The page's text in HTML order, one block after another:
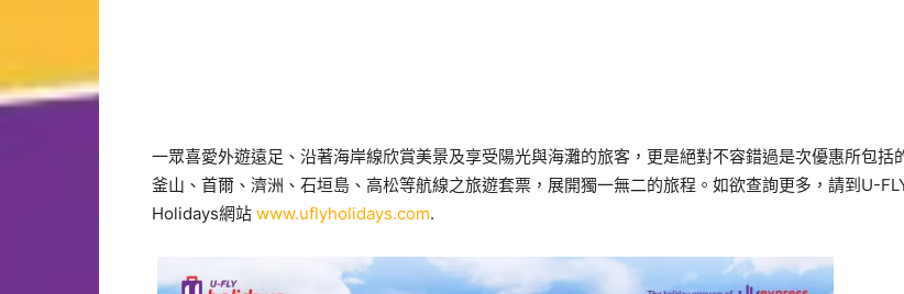
一眾喜愛外遊遠足、沿著海岸線欣賞美景及享受陽光與海灘的旅客，更是絕對不容錯過是次優惠所包括
釜山、首爾、濟洲、石垣島、高松等航線之旅遊套票，展開獨一無二的旅程。如欲查詢更多，請到U-
Holidays網站 www.uflyholidays.com.